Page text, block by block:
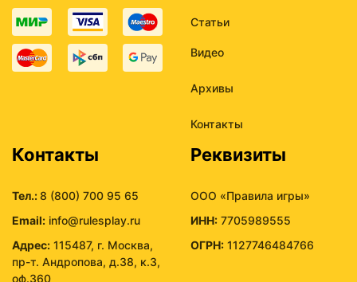
Статьи
Видео
Архивы
Контакты
Контакты
Тел.:8 (800) 700 95 65
Email: info@rulesplay.ru
Адрес: 115487, г. Москва,
пр-т. Андропова, д.38, к.3,
оф.360
Реквизиты
ООО «Правила игры»
ИНН: 7705989555
ОГРН: 1127746484766